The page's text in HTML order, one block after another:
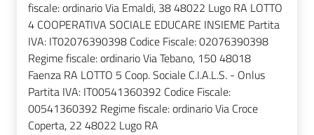
fiscale: ordinario Via Emaldi, 38 48022 Lugo RA LOTTO
4 COOPERATIVA SOCIALE EDUCARE INSIEME Partita
IVA: IT02076390398 Codice Fiscale: 02076390398
Regime fiscale: ordinario Via Tebano, 150 48018
Faenza RA LOTTO 5 Coop. Sociale C.I.A.L.S. - Onlus
Partita IVA: IT00541360392 Codice Fiscale:
00541360392 Regime fiscale: ordinario Via Croce
Coperta, 22 48022 Lugo RA